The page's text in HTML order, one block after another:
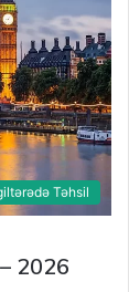
Təhsil
2026